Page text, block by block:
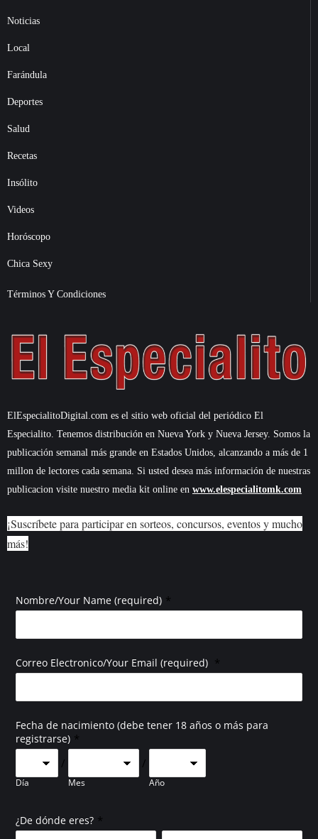
Noticias
Local
Farándula
Deportes
Salud
Recetas
Insólito
Videos
Horóscopo
Chica Sexy
Términos Y Condiciones
ElEspecialitoDigital.com es el sitio web oficial del periódico El
Especialito. Tenemos distribución en Nueva York y Nueva Jersey. Somos la
publicación semanal más grande en Estados Unidos, alcanzando a más de 1
millon de lectores cada semana. Si usted desea más información de nuestras
publicacion visite nuestro media kit online en www.elespecialitomk.com
¡Suscríbete para participar en sorteos, concursos, eventos y mucho
más!
Nombre/Your Name (required) *
Correo Electronico/Your Email (required) *
Fecha de nacimiento (debe tener 18 años o más para
registrarse) *
Día
/
Mes
/
Año
¿De dónde eres? *